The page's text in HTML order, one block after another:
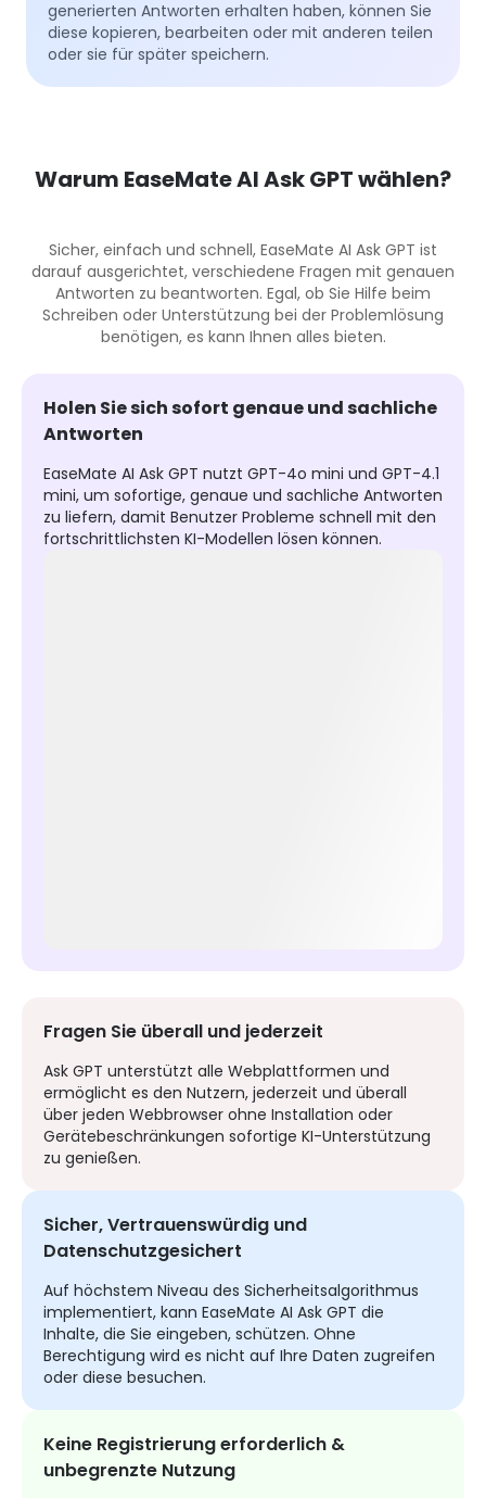
generierten Antworten erhalten haben, können Sie
diese kopieren, bearbeiten oder mit anderen teilen
oder sie für später speichern.
Warum EaseMate AI Ask GPT wählen?
Sicher, einfach und schnell, EaseMate AI Ask GPT ist
darauf ausgerichtet, verschiedene Fragen mit genauen
Antworten zu beantworten. Egal, ob Sie Hilfe beim
Schreiben oder Unterstützung bei der Problemlösung
benötigen, es kann Ihnen alles bieten.
Holen Sie sich sofort genaue und sachliche
Antworten
EaseMate AI Ask GPT nutzt GPT-4o mini und GPT-4.1
mini, um sofortige, genaue und sachliche Antworten
zu liefern, damit Benutzer Probleme schnell mit den
fortschrittlichsten KI-Modellen lösen können.
Fragen Sie überall und jederzeit
Ask GPT unterstützt alle Webplattformen und
ermöglicht es den Nutzern, jederzeit und überall
über jeden Webbrowser ohne Installation oder
Gerätebeschränkungen sofortige KI-Unterstützung
zu genießen.
Sicher, Vertrauenswürdig und
Datenschutzgesichert
Auf höchstem Niveau des Sicherheitsalgorithmus
implementiert, kann EaseMate AI Ask GPT die
Inhalte, die Sie eingeben, schützen. Ohne
Berechtigung wird es nicht auf Ihre Daten zugreifen
oder diese besuchen.
Keine Registrierung erforderlich &
unbegrenzte Nutzung